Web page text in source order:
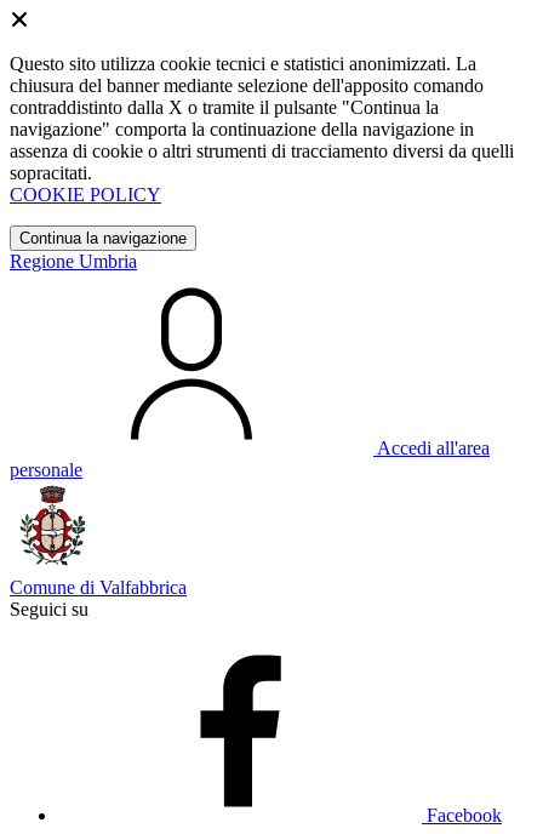
Questo sito utilizza cookie tecnici e statistici anonimizzati. La
chiusura del banner mediante selezione dell'apposito comando
contraddistinto dalla X o tramite il pulsante "Continua la
navigazione" comporta la continuazione della navigazione in
assenza di cookie o altri strumenti di tracciamento diversi da quelli
sopracitati.
COOKIE POLICY
Continua la navigazione
Regione Umbria
Accedi all'area
personale
Comune di Valfabbrica
Seguici su
Facebook